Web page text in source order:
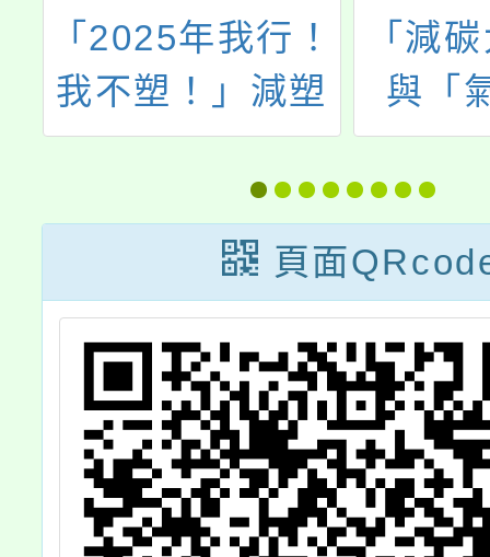
「2025年我行！
我不塑！」減塑
與永續徵件競賽
「減
與「
家」
育
頁面